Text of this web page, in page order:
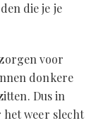
die je je
voor
donkere
Dus in
het weer slecht